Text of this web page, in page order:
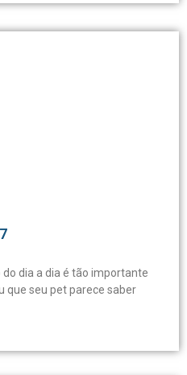
dia a dia é tão importante
que seu pet parece saber